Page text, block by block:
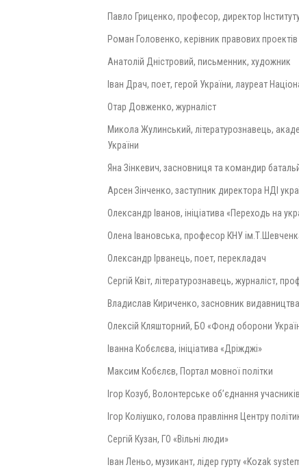
Павло Гриценко, професор, директор
Роман Головенко, керівник правових проектів
Анатолій Дністровий, письменник, художник
Іван Драч, поет, герой України, лауреат
Отар Довженко, журналіст
Микола Жулинський, літературознавець,
України
Яна Зінкевич, засновниця та командир
Арсен Зінченко, заступник директора НДІ
Олександр Іванов, ініціатива «Переходь на
Олена Івановська, професор КНУ
Олександр Ірванець, поет, перекладач
Сергій Квіт, літературознавець, журналіст,
Владислав Кириченко, засновник
Олексій Кляшторний, БО «Фонд оборони
Іванна Кобєлєва, ініціатива «Дріжджі»
Максим Кобєлєв, Портал мовної політки
Ігор Козуб, Волонтерське об’єднання
Ігор Коліушко, голова правління Центру
Сергій Кузан, ГО «Вільні люди»
Іван Леньо, музикант, лідер гурту «Kozak